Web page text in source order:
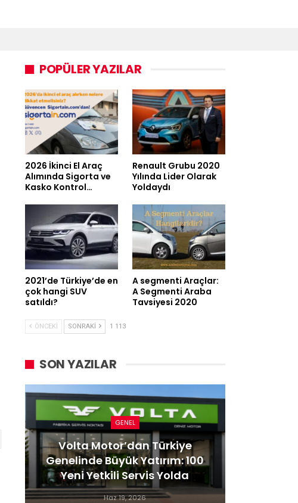
POPÜLER YAZILAR
2026 İkinci El Araç
Alımında Sigorta ve
Kasko Kontrol…
Renault Grubu 2020
Yılında Lider Olarak
Yoldaydı
2021’de Türkiye’de en
çok hangi SUV
satıldı?
A segmenti Araçlar:
A Segmenti Araba
Tavsiyesi 2020
ÖNCEKI SONRAKI 1 113
SON YAZILAR
GENEL
Volta Motor’dan Türkiye
Genelinde Büyük Yatırım: 100
Yeni Yetkili Servis Yolda
Haz 19, 2026